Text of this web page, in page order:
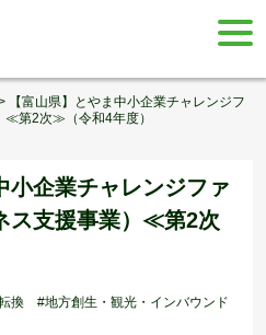
【富山県】とやま中小企業チャレンジフ
≪第2次≫（令和4年度）
小企業チャレンジファ
ス支援事業）≪第2次
換 #地方創生・観光・インバウンド